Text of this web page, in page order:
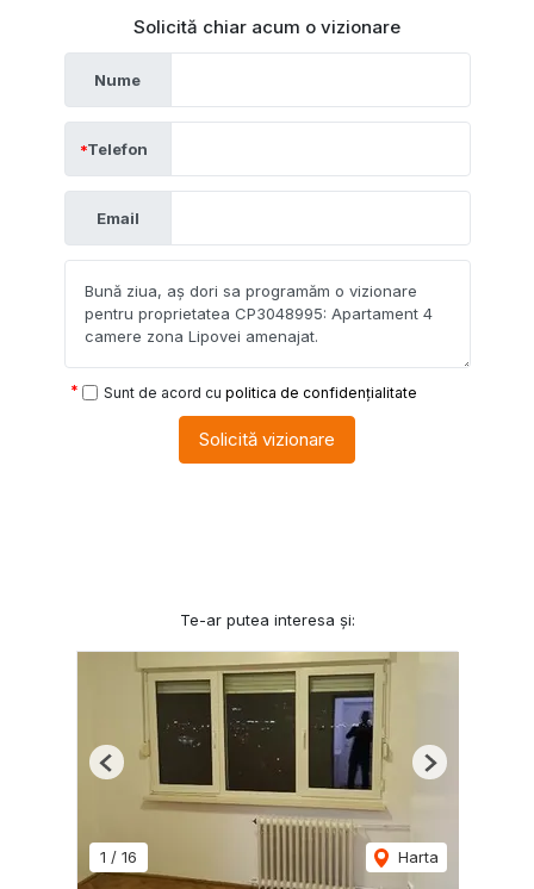
Solicită chiar acum o vizionare
Nume
Telefon
Email
Sunt de acord cu politica de confidențialitate
Solicită vizionare
Te-ar putea interesa și:
1 / 16 Harta
Previous Next